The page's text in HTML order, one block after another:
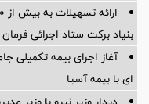
بنیاد برکت ستاد اجرائی فرمان
ای با بیمه آسیا